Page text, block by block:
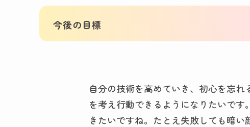
今後の目標
自分の技術を高めていき、初心を忘
を考え行動できるようになりたいで
きたいですね。たとえ失敗しても暗